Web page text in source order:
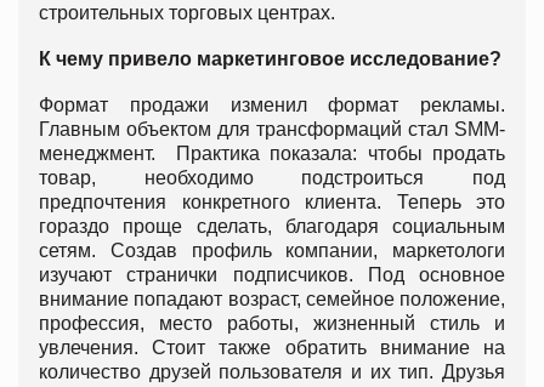
строительных торговых центрах.
К чему привело маркетинговое исследование?
Формат продажи изменил формат рекламы.
Главным объектом для трансформаций стал SMM-
менеджмент. Практика показала: чтобы продать
товар, необходимо подстроиться под
предпочтения конкретного клиента. Теперь это
гораздо проще сделать, благодаря социальным
сетям. Создав профиль компании, маркетологи
изучают странички подписчиков. Под основное
внимание попадают возраст, семейное положение,
профессия, место работы, жизненный стиль и
увлечения. Стоит также обратить внимание на
количество друзей пользователя и их тип. Друзья